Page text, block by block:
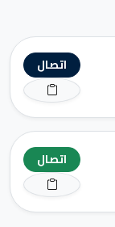
اتصال
اتصال